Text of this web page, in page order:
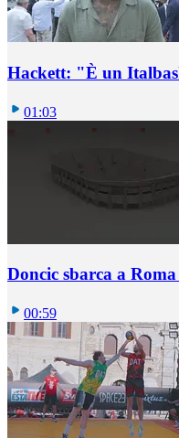
Hackett: "È un
01:03
Doncic sbarca a
00:59